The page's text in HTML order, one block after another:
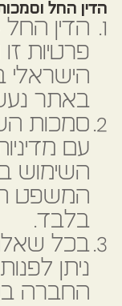
הדין החל
הדין החל
פרטיות
הישראלי
באתר
סמכות
עם
השימוש
המשפט
בלבד.
בכל
ניתן
החברה